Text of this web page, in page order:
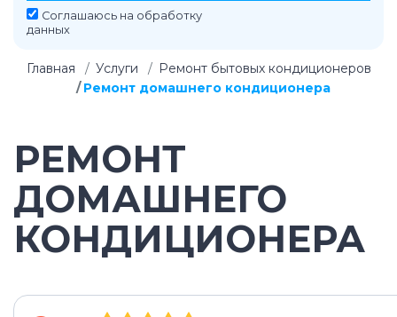
Соглашаюсь на обработку
данных
Главная Услуги
Ремонт бытовых кондиционеров
Ремонт домашнего кондиционера
РЕМОНТ
ДОМАШНЕГО
КОНДИЦИОНЕРА